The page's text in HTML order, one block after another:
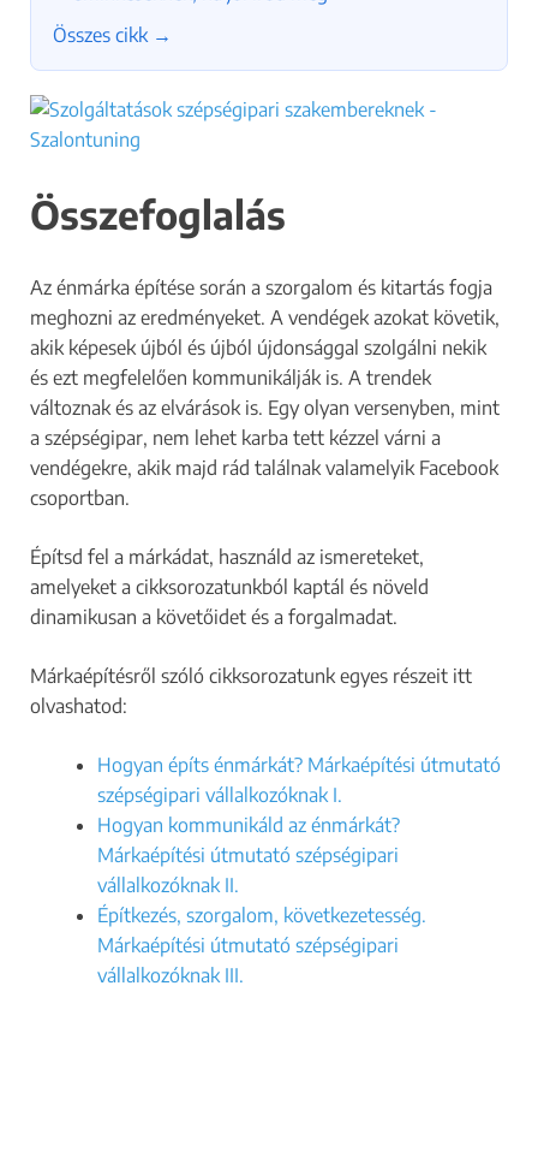
Összes cikk →
Összefoglalás
Az énmárka építése során a szorgalom és kitartás fogja
meghozni az eredményeket. A vendégek azokat követik,
akik képesek újból és újból újdonsággal szolgálni nekik
és ezt megfelelően kommunikálják is. A trendek
változnak és az elvárások is. Egy olyan versenyben, mint
a szépségipar, nem lehet karba tett kézzel várni a
vendégekre, akik majd rád találnak valamelyik Facebook
csoportban.
Építsd fel a márkádat, használd az ismereteket,
amelyeket a cikksorozatunkból kaptál és növeld
dinamikusan a követőidet és a forgalmadat.
Márkaépítésről szóló cikksorozatunk egyes részeit itt
olvashatod:
Hogyan építs énmárkát? Márkaépítési útmutató
szépségipari vállalkozóknak I.
Hogyan kommunikáld az énmárkát?
Márkaépítési útmutató szépségipari
vállalkozóknak II.
Építkezés, szorgalom, következetesség.
Márkaépítési útmutató szépségipari
vállalkozóknak III.